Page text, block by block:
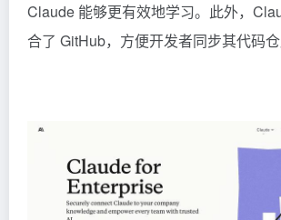
Claude 能够更有效地学习。此外，
合了 GitHub，方便开发者同步其代码仓